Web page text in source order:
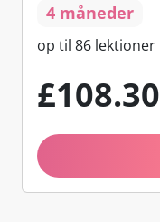
4 måneder
op til 86 lektioner
£108.30